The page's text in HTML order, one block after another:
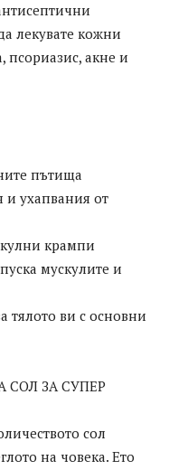
лекувате кожни
псориазис, акне и
пътища
и ухапвания от
крампи
мускулите и
тялото ви с основни
СОЛ ЗА СУПЕР
сол
на човека. Ето